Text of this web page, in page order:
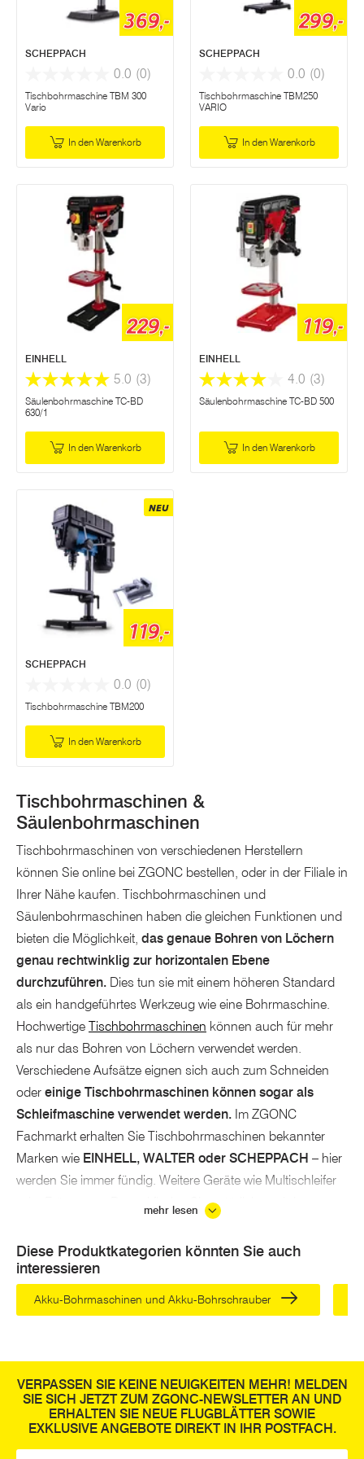
369,-
SCHEPPACH
0.0 (0)
Tischbohrmaschine TBM 300
Vario
In den Warenkorb
299,-
SCHEPPACH
0.0 (0)
Tischbohrmaschine TBM250
VARIO
In den Warenkorb
229,-
EINHELL
5.0 (3)
Säulenbohrmaschine TC-BD
630/1
In den Warenkorb
119,-
EINHELL
4.0 (3)
Säulenbohrmaschine TC-BD 500
In den Warenkorb
NEU
119,-
SCHEPPACH
0.0 (0)
Tischbohrmaschine TBM200
In den Warenkorb
Tischbohrmaschinen &
Säulenbohrmaschinen
Tischbohrmaschinen von verschiedenen Herstellern
können Sie online bei ZGONC bestellen, oder in der Filiale in
Ihrer Nähe kaufen. Tischbohrmaschinen und
Säulenbohrmaschinen haben die gleichen Funktionen und
bieten die Möglichkeit, das genaue Bohren von Löchern
genau rechtwinklig zur horizontalen Ebene
durchzuführen. Dies tun sie mit einem höheren Standard
als ein handgeführtes Werkzeug wie eine Bohrmaschine.
Hochwertige Tischbohrmaschinen können auch für mehr
als nur das Bohren von Löchern verwendet werden.
Verschiedene Aufsätze eignen sich auch zum Schneiden
oder einige Tischbohrmaschinen können sogar als
Schleifmaschine verwendet werden. Im ZGONC
Fachmarkt erhalten Sie Tischbohrmaschinen bekannter
Marken wie EINHELL, WALTER oder SCHEPPACH – hier
werden Sie immer fündig. Weitere Geräte wie Multischleifer
oder Fräsen von Dremel finden Sie natürlich auch in
unserem Sortiment. Inklusive fünf Jahre Garantie auf alle
Geräte und Maschinen!
Wofür werden Säulen- und
Tischbohrmaschinen verwendet?
gewährleistet die Konstruktion eine sehrhohe Stabilität.
Eine Säulenbohrmaschine ist oft freistehend, aber viel
höher, sodass sie für größere Materialstücke verwendet
mehr lesen
Diese Produktkategorien könnten Sie auch
interessieren
Akku-Bohrmaschinen und Akku-Bohrschrauber
VERPASSEN SIE KEINE NEUIGKEITEN MEHR! MELDEN
SIE SICH JETZT ZUM ZGONC-NEWSLETTER AN UND
ERHALTEN SIE NEUE FLUGBLÄTTER SOWIE
EXKLUSIVE ANGEBOTE DIREKT IN IHR POSTFACH.